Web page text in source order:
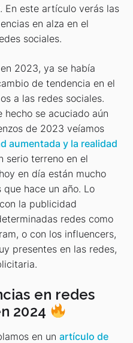
En este artículo verás las
en alza en el
sociales.
2023, ya se había
de tendencia en el
a las redes sociales.
hecho se acuciado aún
de 2023 veíamos
aumentada y la realidad
serio terreno en el
en día están mucho
hace un año. Lo
la publicidad
redes como
o con los influencers,
presentes en las redes,
en redes
2024
en un artículo de